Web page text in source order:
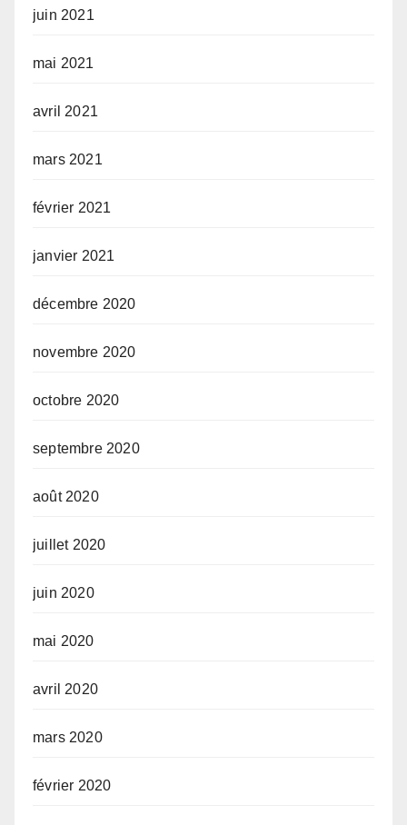
juin 2021
mai 2021
avril 2021
mars 2021
février 2021
janvier 2021
décembre 2020
novembre 2020
octobre 2020
septembre 2020
août 2020
juillet 2020
juin 2020
mai 2020
avril 2020
mars 2020
février 2020